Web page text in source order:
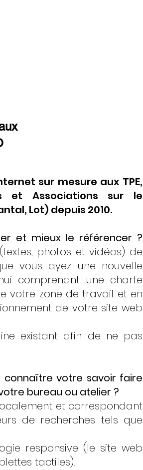
sur mesure aux TPE,
et Associations sur le
Lot) depuis 2010.
et mieux le référencer ?
photos et vidéos) de
vous ayez une nouvelle
comprenant une charte
votre zone de travail et en
de votre site web
existant afin de ne pas
connaître votre savoir faire
bureau ou atelier ?
et correspondant
de recherches tels que
responsive (le site web
tactiles).